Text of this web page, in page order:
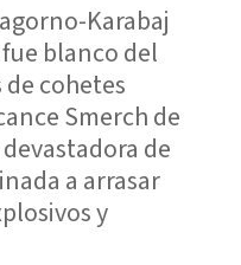
Karabaj
blanco del
cohetes
Smerch de
de
a arrasar
y